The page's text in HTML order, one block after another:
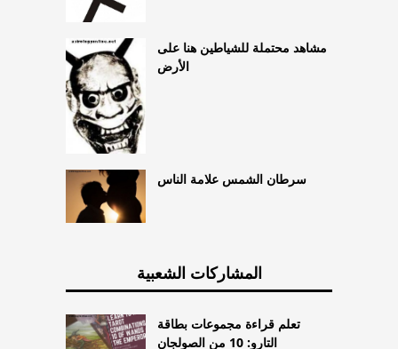
مشاهد محتملة للشياطين هنا على
الأرض
سرطان الشمس علامة الناس
المشاركات الشعبية
تعلم قراءة مجموعات بطاقة
التارو: 10 من الصولجان